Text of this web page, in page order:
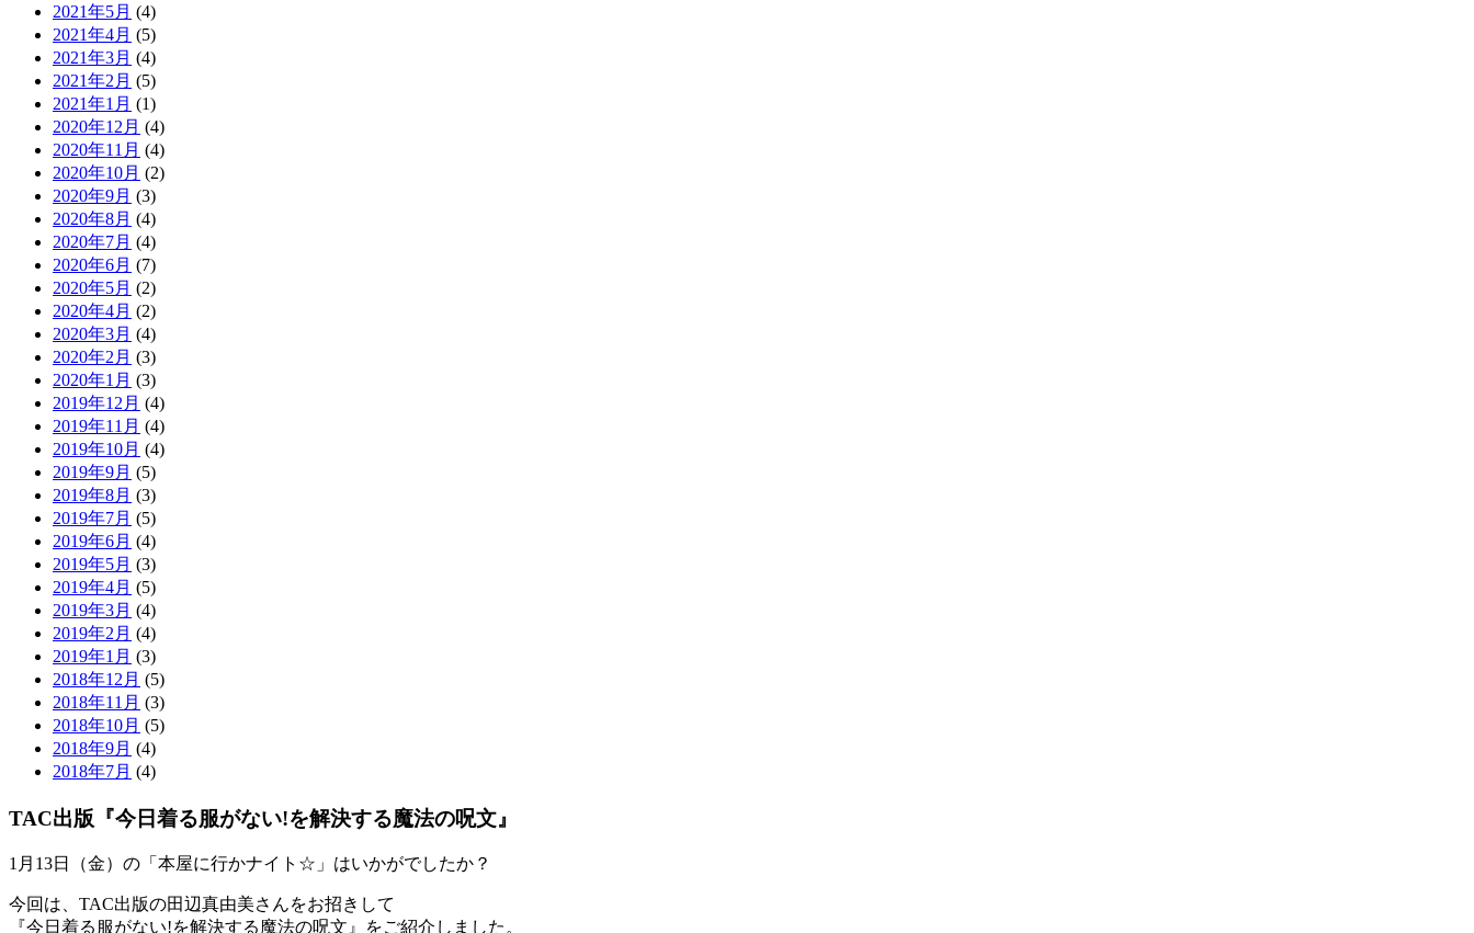
2021年5月 (4)
2021年4月 (5)
2021年3月 (4)
2021年2月 (5)
2021年1月 (1)
2020年12月 (4)
2020年11月 (4)
2020年10月 (2)
2020年9月 (3)
2020年8月 (4)
2020年7月 (4)
2020年6月 (7)
2020年5月 (2)
2020年4月 (2)
2020年3月 (4)
2020年2月 (3)
2020年1月 (3)
2019年12月 (4)
2019年11月 (4)
2019年10月 (4)
2019年9月 (5)
2019年8月 (3)
2019年7月 (5)
2019年6月 (4)
2019年5月 (3)
2019年4月 (5)
2019年3月 (4)
2019年2月 (4)
2019年1月 (3)
2018年12月 (5)
2018年11月 (3)
2018年10月 (5)
2018年9月 (4)
2018年7月 (4)
TAC出版『今日着る服がない!を解決する魔法の呪文』
1月13日（金）の「本屋に行かナイト☆」はいかがでしたか？
今回は、TAC出版の田辺真由美さんをお招きして
『今日着る服がない!を解決する魔法の呪文』をご紹介しました。